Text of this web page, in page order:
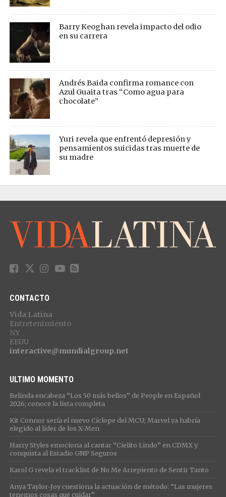
Barry Keoghan revela impacto del odio
en su carrera
Andrés Baida confirma romance con
Azul Guaita tras “Como agua para
chocolate”
Yuri revela que enfrentó depresión y
pensamientos suicidas tras muerte de
su madre
CONTACTO
Vida Latina
Entretenimiento
NY
EEUU
interactive@mundialgroup.net
ULTIMO MOMENTO
Belinda encabeza “Los 50 más bellos” de People en Español
2026; conoce la lista completa
Kit Connor sería el nuevo Cíclope del MCU; Marvel ya habría
elegido al líder de los X-Men
Harry Styles emociona al cantar “Cielito Lindo” en CDMX y
conquista al Estadio GNP Seguros
Karol G revela el tracklist de No Me Arrepiento de Sentir Tanto
Anya Taylor-Joy cuestiona la actuación de método: “Las mujeres
tenemos cosas que cuidar”